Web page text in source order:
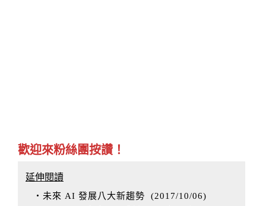
歡迎來粉絲團按讚！
延伸閱讀
‧未來 AI 發展八大新趨勢 (2017/10/06)